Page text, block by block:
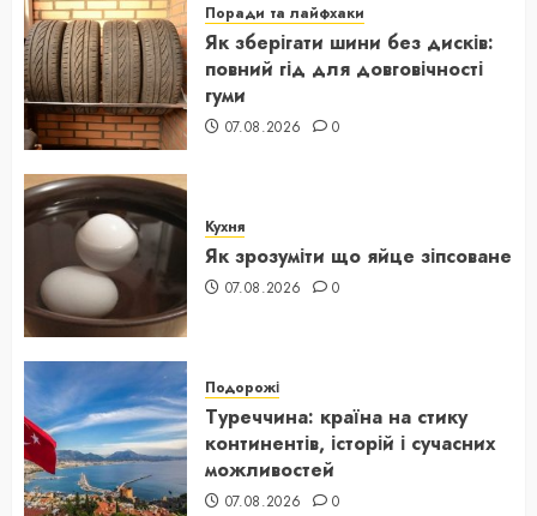
Поради та лайфхаки
Як зберігати шини без дисків:
повний гід для довговічності
гуми
07.08.2026 0
Кухня
Як зрозуміти що яйце зіпсоване
07.08.2026 0
Подорожі
Туреччина: країна на стику
континентів, історій і сучасних
можливостей
07.08.2026 0